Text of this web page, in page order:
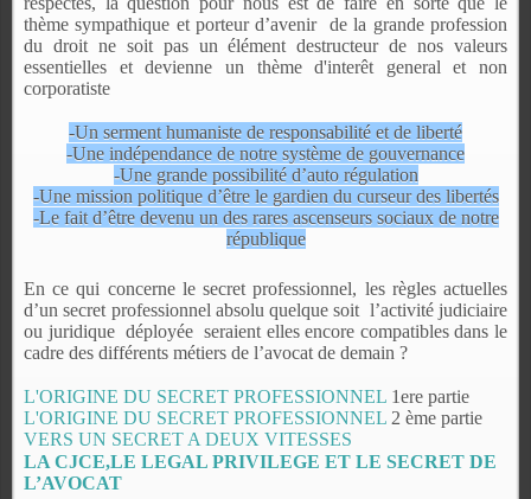
thème sympathique et porteur d’avenir
de la grande profession
du droit ne soit pas un élément destructeur de nos valeurs
essentielles et devienne un thème d'interêt general et non
corporatiste
-Un serment humaniste de responsabilité et de liberté
-Une indépendance de notre système de gouvernance
-Une grande possibilité d’auto régulation
-Une mission politique d’être le gardien du curseur des libertés
-Le fait d’être devenu un des rares ascenseurs sociaux de notre
république
En ce qui concerne le secret professionnel, les règles actuelles
d’un secret professionnel absolu quelque soit l’activité judiciaire
ou juridique déployée seraient elles encore compatibles dans le
cadre des différents métiers de l’avocat de demain ?
L'ORIGINE DU SECRET PROFESSIONNEL 1ere partie
L'ORIGINE DU SECRET PROFESSIONNEL 2 ème partie
VERS UN SECRET A DEUX VITESSES
LA CJCE,LE LEGAL PRIVILEGE ET LE SECRET DE
L’AVOCAT